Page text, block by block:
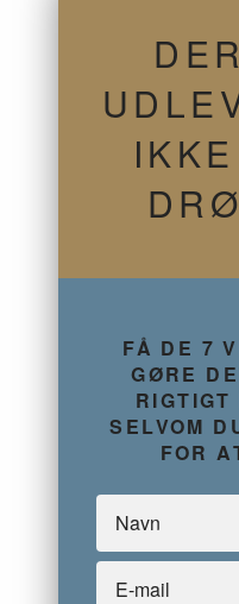
FÅ DE 7
GØRE
RIGTIGT
SELVOM
FOR